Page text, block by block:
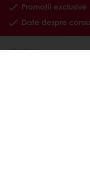
Promoții exclusive
Date despre
Produse